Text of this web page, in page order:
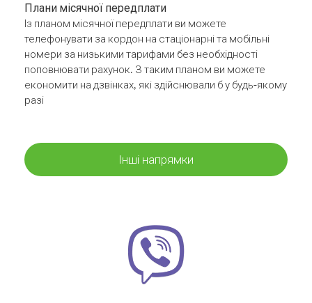
Плани місячної передплати
Із планом місячної передплати ви можете
телефонувати за кордон на стаціонарні та мобільні
номери за низькими тарифами без необхідності
поповнювати рахунок. З таким планом ви можете
економити на дзвінках, які здійснювали б у будь-якому
разі
Інші напрямки